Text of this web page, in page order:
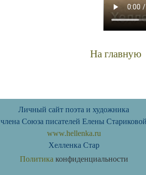
На главную
Личный сайт поэта и художника
члена Союза писателей Елены
www.hellenka.ru
Хелленка Стар
Политика конфиденциальности